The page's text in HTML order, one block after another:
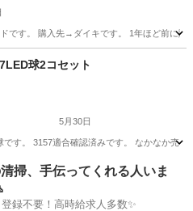
です。 購入先→ダイキです。 1年ほど前に
ダイキ
球2コセット
5月30日
す。 3157適合確認済みです。 なかなか売
、車外用品 LED
掃、手伝ってくれる人いま
日給例1万円〜 / 登録不要！高時給求人多数✨